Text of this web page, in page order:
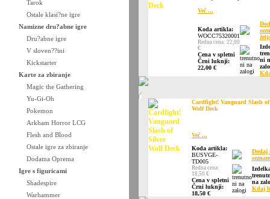
Tarok
Ostale klasi?ne igre
Namizne dru?abne igre
Dru?abne igre
V sloven??ini
Kickstarter
Karte za zbiranje
Magic the Gathering
Yu-Gi-Oh
Pokemon
Arkham Horror LCG
Flesh and Blood
Ostale igre za zbiranje
Dodatna Oprema
Igre s figuricami
Shadespire
Warhammer
Več ...
Koda artikla:
WOCC75320001
Redna cena: 22,00
€
Cena v spletni
Črni luknji:
22,00 €
ni
Cardfight! Vanguard Slash
Wolf Deck
Več ...
Koda artikla:
BUSVGE-
TD005
Redna cena:
18,50 €
Cena v spletni
Črni luknji:
18,50 €
Dodaj
na
Kdaj